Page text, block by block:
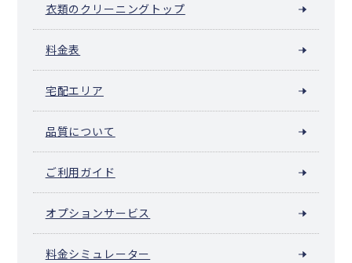
衣類のクリーニングトップ
料金表
宅配エリア
品質について
ご利用ガイド
オプションサービス
料金シミュレーター